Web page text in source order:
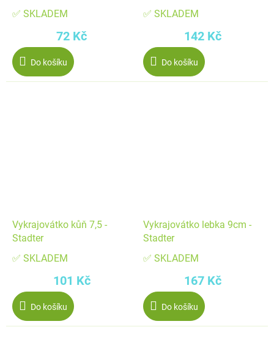
✅ SKLADEM
72 Kč
Do košíku
✅ SKLADEM
142 Kč
Do košíku
Vykrajovátko kůň 7,5 -
Stadter
✅ SKLADEM
101 Kč
Do košíku
Vykrajovátko lebka 9cm -
Stadter
✅ SKLADEM
167 Kč
Do košíku